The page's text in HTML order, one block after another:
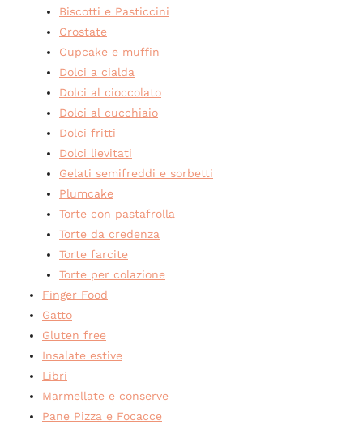
Biscotti e Pasticcini
Crostate
Cupcake e muffin
Dolci a cialda
Dolci al cioccolato
Dolci al cucchiaio
Dolci fritti
Dolci lievitati
Gelati semifreddi e sorbetti
Plumcake
Torte con pastafrolla
Torte da credenza
Torte farcite
Torte per colazione
Finger Food
Gatto
Gluten free
Insalate estive
Libri
Marmellate e conserve
Pane Pizza e Focacce